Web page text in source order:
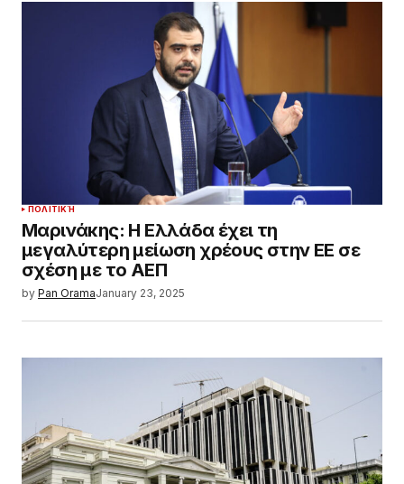
ΠΟΛΙΤΙΚΉ
Μαρινάκης: Η Ελλάδα έχει τη
μεγαλύτερη μείωση χρέους στην ΕΕ σε
σχέση με το ΑΕΠ
by Pan OramaJanuary 23, 2025